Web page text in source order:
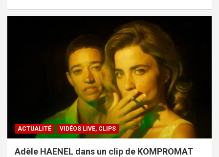
ACTUALITÉ VIDÉOS LIVE, CLIPS
Adèle HAENEL dans un clip de KOMPROMAT